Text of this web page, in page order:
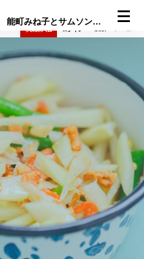
「本気の昼めしレシピ」番外編 能町みね子とサムソン高橋のタイめしランチ"ソムタム"と"ガイヤーン"をつくるその1